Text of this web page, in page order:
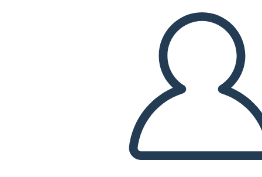
SUKURTI SIUŽETINĘ LENTĄ
PALEISTI SKAIDRIŲ DEMONSTRACIJĄ
SKAITYK MAN